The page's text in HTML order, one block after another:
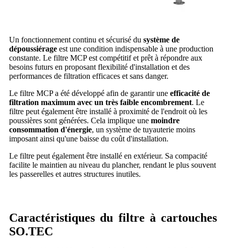
Un fonctionnement continu et sécurisé du système de
dépoussiérage est une condition indispensable à une production
constante. Le filtre MCP est compétitif et prêt à répondre aux
besoins futurs en proposant flexibilité d'installation et des
performances de filtration efficaces et sans danger.
Le filtre MCP a été développé afin de garantir une efficacité de
filtration maximum avec un très faible encombrement. Le
filtre peut également être installé à proximité de l'endroit où les
poussières sont générées. Cela implique une moindre
consommation d'énergie, un système de tuyauterie moins
imposant ainsi qu'une baisse du coût d'installation.
Le filtre peut également être installé en extérieur. Sa compacité
facilite le maintien au niveau du plancher, rendant le plus souvent
les passerelles et autres structures inutiles.
Caractéristiques du filtre à cartouches
SO.TEC